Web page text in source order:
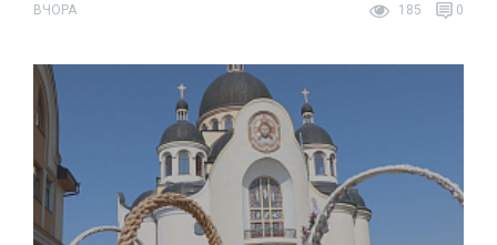
ВЧОРА 185 0